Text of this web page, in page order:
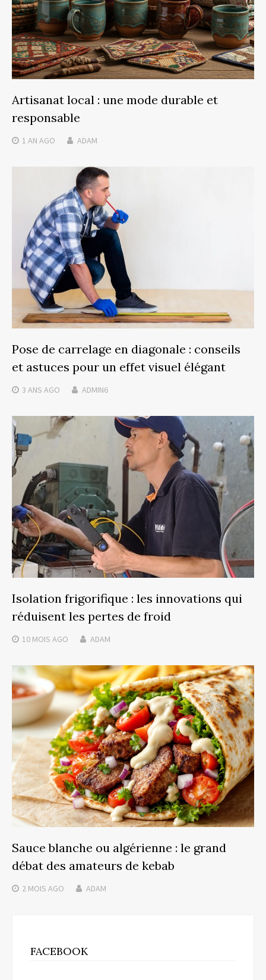
Artisanat local : une mode durable et
responsable
1 AN AGO ADAM
Pose de carrelage en diagonale : conseils
et astuces pour un effet visuel élégant
3 ANS AGO ADMIN6
Isolation frigorifique : les innovations qui
réduisent les pertes de froid
10 MOIS AGO ADAM
Sauce blanche ou algérienne : le grand
débat des amateurs de kebab
2 MOIS AGO ADAM
FACEBOOK